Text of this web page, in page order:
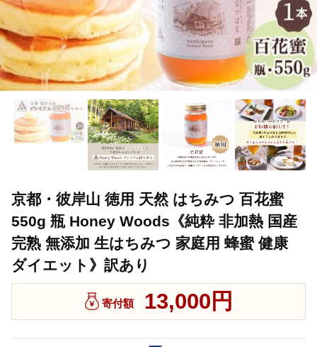
京都・彼岸山 徳用 天然 はちみつ 百花蜜
550g 瓶 Honey Woods《純粋 非加熱 国産
完熟 無添加 生はちみつ 家庭用 蜂蜜 健康
ダイエット》訳あり
寄付額 13,000円